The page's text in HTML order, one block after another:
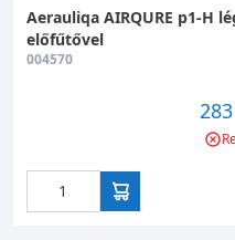
Aerauliqa AIRQURE p1-H
előfűtővel
004570